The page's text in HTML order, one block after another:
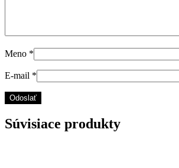
Meno *
E-mail *
Súvisiace produkty